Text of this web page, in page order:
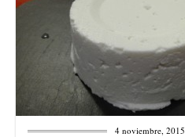
4 noviembre, 2015